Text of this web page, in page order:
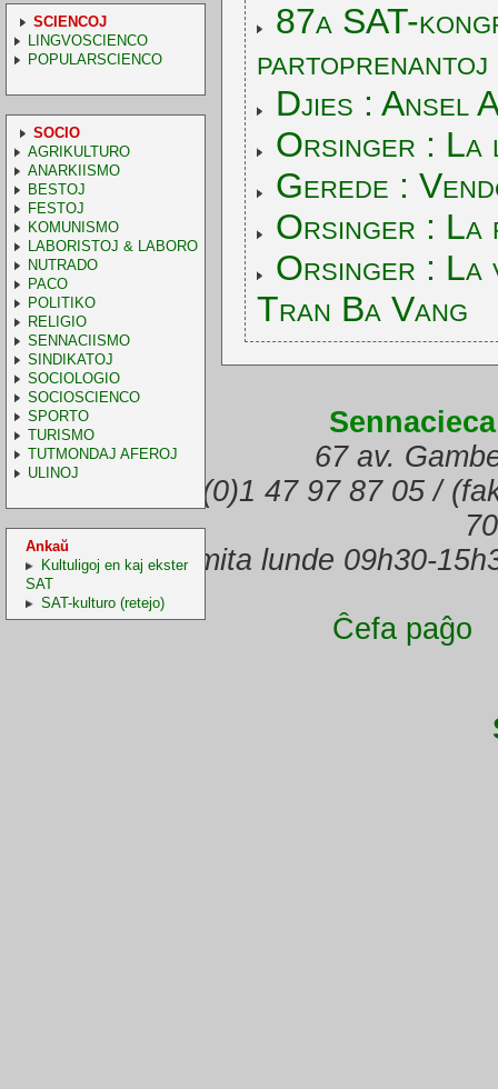
SCIENCOJ
LINGVOSCIENCO
POPULARSCIENCO
SOCIO
AGRIKULTURO
ANARKIISMO
BESTOJ
FESTOJ
KOMUNISMO
LABORISTOJ & LABORO
NUTRADO
PACO
POLITIKO
RELIGIO
SENNACIISMO
SINDIKATOJ
SOCIOLOGIO
SOCIOSCIENCO
SPORTO
TURISMO
TUTMONDAJ AFEROJ
ULINOJ
Ankaŭ
Kultuligoj en kaj ekster
SAT
SAT-kulturo (retejo)
87a SAT-
partoprenantoj
Djies : Ansel
Orsinger : La
Gerede :
Orsinger :
Orsinger : La
Tran Ba Vang
67 av.
(telefono) +33.(0)1 47 97 87 05 /
Oficejo malfermita lunde 09h30-
Ĉefa paĝo